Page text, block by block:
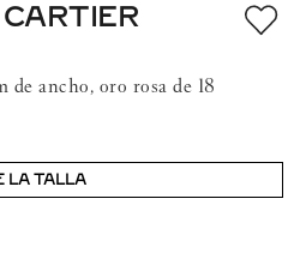
ancho, oro rosa de 18
LA TALLA